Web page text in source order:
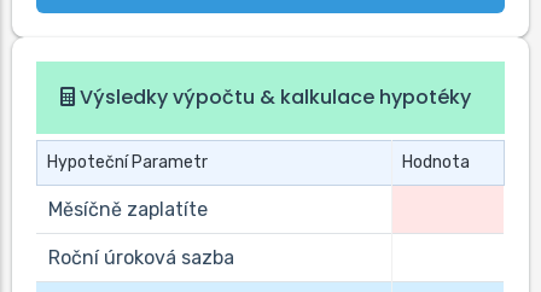
Výsledky výpočtu & kalkulace hypotéky
Hypoteční Parametr Hodnota
Měsíčně zaplatíte
Roční úroková sazba